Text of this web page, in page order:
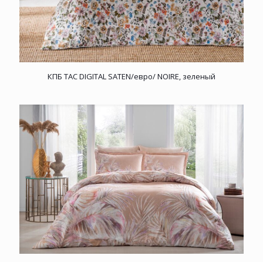
КПБ TAC DIGITAL SATEN/евро/ NOIRE, зеленый